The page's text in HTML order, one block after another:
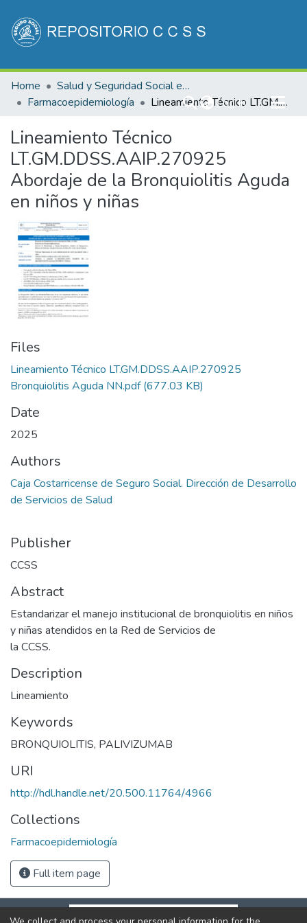
Log In(current)
Communities & Collections
All of DSpace
Home
Salud y Seguridad Social en Costa Rica
Farmacoepidemiología
Lineamiento Técnico LT.GM.DDSS.AAIP.270925 Abordaje de la Bronquiolitis Aguda en niños y niñas
Lineamiento Técnico
LT.GM.DDSS.AAIP.270925
Abordaje de la Bronquiolitis Aguda
en niños y niñas
Files
Lineamiento Técnico LT.GM.DDSS.AAIP.270925
Bronquiolitis Aguda NN.pdf(677.03 KB)
Date
2025
Authors
Caja Costarricense de Seguro Social. Dirección de Desarrollo
de Servicios de Salud
Publisher
CCSS
Abstract
Estandarizar el manejo institucional de bronquiolitis en niños
y niñas atendidos en la Red de Servicios de
la CCSS.
Description
Lineamiento
Keywords
BRONQUIOLITIS, PALIVIZUMAB
URI
http://hdl.handle.net/20.500.11764/4966
Collections
Farmacoepidemiología
Full item page